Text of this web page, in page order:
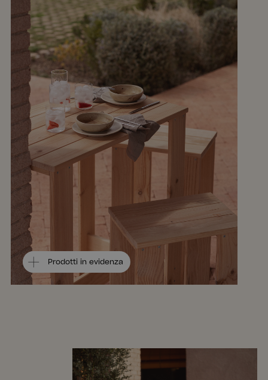
Prodotti in evidenza